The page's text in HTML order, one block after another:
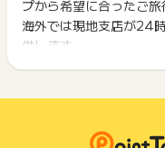
でお問い合わせください
ポイントについて、広
イント獲得対象外となる
までお問い合わせくだ
ポイントタウンに戻り、
タンを押してからご利
下記の事項に該当する
得無効」となる可能性
て一度でも同サービス
につきましては、ポイン
まれません。
広告主が運営している
商品の交換や一部でも
各サービス・お買い物
れた時点の条件が適用さ
プから希望に合ったご旅
海外では現地支店が24
供します。